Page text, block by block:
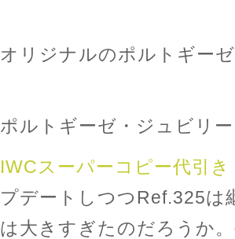
オリジナルのポルトギー
ポルトギーゼ・ジュビリ
IWCスーパーコピー代引き
プデートしつつRef.325は
は大きすぎたのだろうか